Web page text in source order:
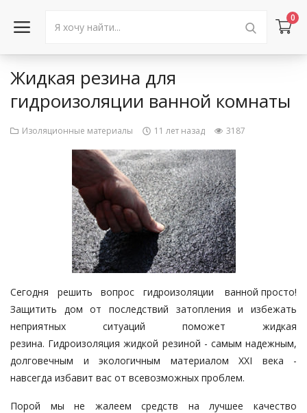
0
Войти в аккаунт
Объявления
Город: Колумбус
Жидкая резина для
гидроизоляции ванной комнаты
Изоляционные материалы 11 лет назад 3187
Сегодня решить вопрос гидроизоляции ванной просто!
Защитить дом от последствий затопления и избежать
неприятных ситуаций поможет жидкая
резина. Гидроизоляция жидкой резиной - самым надежным,
долговечным и экологичным материалом XХI века -
навсегда избавит вас от всевозможных проблем.
Порой мы не жалеем средств на лучшее качество